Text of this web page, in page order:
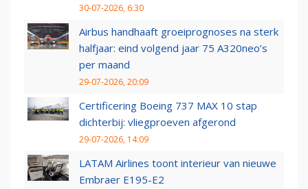
30-07-2026, 6:30
Airbus handhaaft groeiprognoses na sterk
halfjaar: eind volgend jaar 75 A320neo’s
per maand
29-07-2026, 20:09
Certificering Boeing 737 MAX 10 stap
dichterbij: vliegproeven afgerond
29-07-2026, 14:09
LATAM Airlines toont interieur van nieuwe
Embraer E195-E2